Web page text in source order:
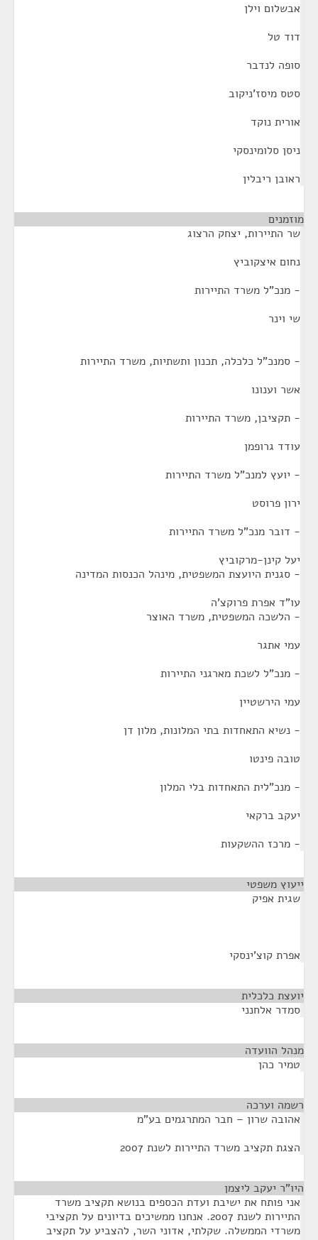
אבשלום וילן
דוד טל
סופה לנדבר
סטס מיסז'ניקוב
אורית נוקד
ניסן סלומינסקי
ראובן ריבלין
מוזמנים
שר התיירות, יצחק הרצוג
נחום איצקוביץ
- מנכ"ל משרד התיירות
שי וינר
- סמנכ"ל כלכלה, תכנון ותשתיות, משרד התיירות
אשר וענונו
- תקציבן, משרד התיירות
עודד גרופמן
- יועץ למנכ"ל משרד התיירות
ירון פרוסט
- דובר מנכ"ל משרד התיירות
יעל קינן-מרקוביץ
- סגנית היועצת המשפטית, מינהל הכנסות המדינה
עו"ד אפרת פרוקצ'ה
- הלשכה המשפטית, משרד האוצר
עמי אתגר
- מנכ"ל לשכת מארגני התיירות
עמי הירשטיין
- נשיא התאחדות בתי המלונות, מלון דן
טובה פינטו
- מנכ"לית התאחדות בלי המלון
יעקב ברקאי
- מרכז ההשקעות
ייעוץ משפטי
שגית אפיק
אפרת קוצ'ינסקי
יועצת כלכלית
סמדר אלחנני
מנהל הוועדה
טמיר כהן
רשמה וערכה
אהובה שרון – חבר המתרגמים בע"מ
הצגת תקציב משרד התיירות לשנת 2007
היו"ר יעקב ליצמן
אני פותח את ישיבת ועדת הכספים בנושא תקציב משרד
התיירות לשנת 2007. אנחנו ממשיכים בדיונים על תקציבי
משרדי הממשלה. שקלתי, אדוני השר, להצביע על תקציב